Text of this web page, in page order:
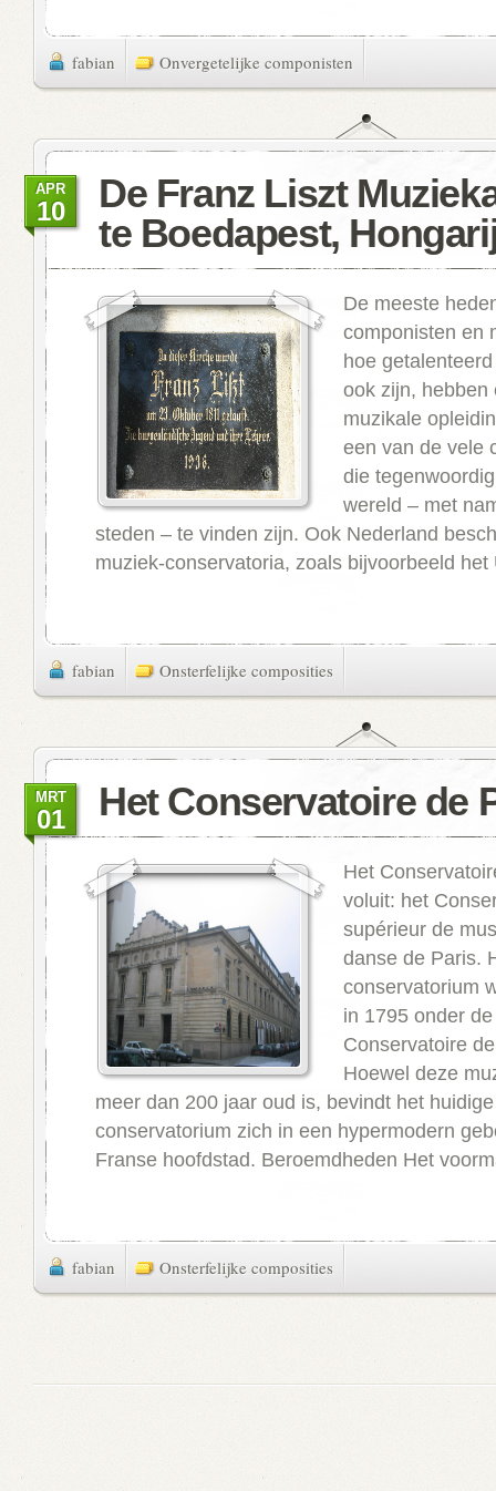
fabian Onvergetelijke componisten
De Franz Liszt
te Boedapest,
APR
10
De meeste
componisten en
hoe
ook zijn, hebben
muzikale
een van de vele
die
wereld – met
steden – te vinden zijn. Ook Nederland
muziek-conservatoria, zoals bijvoorbeeld het
fabian Onsterfelijke composities
Het Conservatoire de
MRT
01
Het
voluit: het
supérieur de
danse de Paris.
conservatorium
in 1795 onder
Conservatoire
Hoewel deze
meer dan 200 jaar oud is, bevindt het huidige
conservatorium zich in een hypermodern
Franse hoofdstad. Beroemdheden Het
fabian Onsterfelijke composities